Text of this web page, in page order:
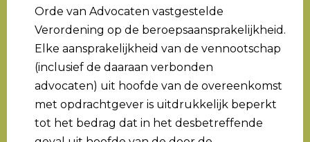
Orde van Advocaten vastgestelde
Verordening op de beroepsaansprakelijkheid.
Elke aansprakelijkheid van de vennootschap
(inclusief de daaraan verbonden
advocaten) uit hoofde van de overeenkomst
met opdrachtgever is uitdrukkelijk beperkt
tot het bedrag dat in het desbetreffende